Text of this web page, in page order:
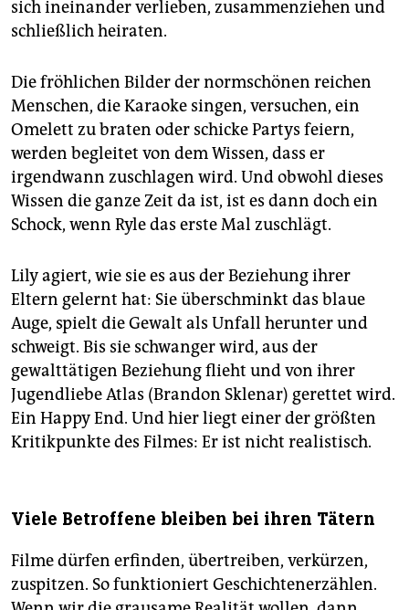
sich ineinander verlieben, zusammenziehen und
schließlich heiraten.
Die fröhlichen Bilder der normschönen reichen
Menschen, die Karaoke singen, versuchen, ein
Omelett zu braten oder schicke Partys feiern,
werden begleitet von dem Wissen, dass er
irgendwann zuschlagen wird. Und obwohl dieses
Wissen die ganze Zeit da ist, ist es dann doch ein
Schock, wenn Ryle das erste Mal zuschlägt.
Lily agiert, wie sie es aus der Beziehung ihrer
Eltern gelernt hat: Sie überschminkt das blaue
Auge, spielt die Gewalt als Unfall herunter und
schweigt. Bis sie schwanger wird, aus der
gewalttätigen Beziehung flieht und von ihrer
Jugendliebe Atlas (Brandon Sklenar) gerettet wird.
Ein Happy End. Und hier liegt einer der größten
Kritikpunkte des Filmes: Er ist nicht realistisch.
Viele Betroffene bleiben bei ihren Tätern
Filme dürfen erfinden, übertreiben, verkürzen,
zuspitzen. So funktioniert Geschichtenerzählen.